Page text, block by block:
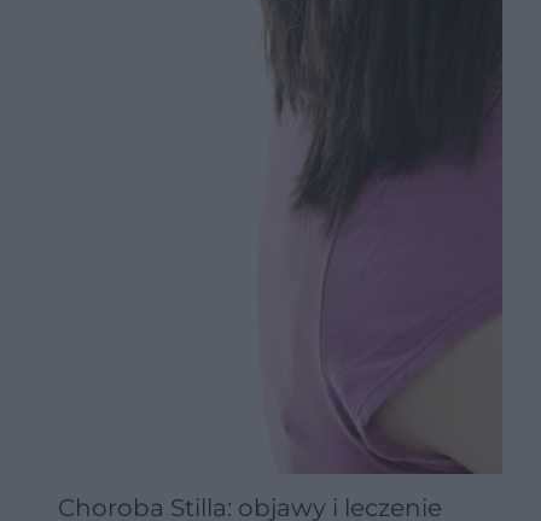
Choroba Stilla: objawy i leczenie